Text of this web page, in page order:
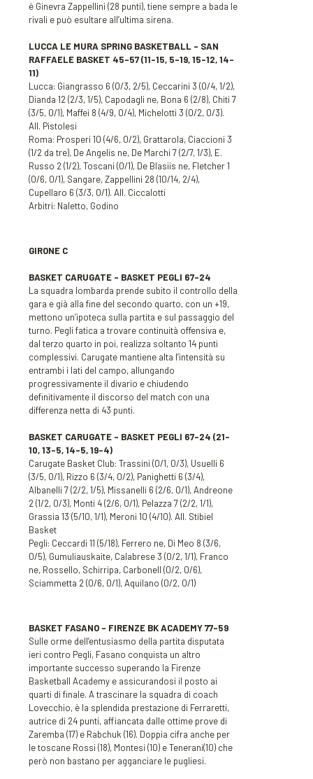
è Ginevra Zappellini (28 punti), tiene sempre a bada le
rivali e può esultare all’ultima sirena.
LUCCA LE MURA SPRING BASKETBALL – SAN
RAFFAELE BASKET 45-57(11-15, 5-19, 15-12, 14-
11)
Lucca: Giangrasso 6 (0/3, 2/5), Ceccarini 3 (0/4, 1/2),
Dianda 12 (2/3, 1/5), Capodagli ne, Bona 6 (2/8), Chiti 7
(3/5, 0/1), Maffei 8 (4/9, 0/4), Michelotti 3 (0/2, 0/3).
All. Pistolesi
Roma: Prosperi 10 (4/6, 0/2), Grattarola, Ciaccioni 3
(1/2 da tre), De Angelis ne, De Marchi 7 (2/7, 1/3), E.
Russo 2 (1/2), Toscani (0/1), De Blasiis ne, Fletcher 1
(0/6, 0/1), Sangare, Zappellini 28 (10/14, 2/4),
Cupellaro 6 (3/3, 0/1). All. Ciccalotti
Arbitri: Naletto, Godino
GIRONE C
BASKET CARUGATE – BASKET PEGLI 67-24
La squadra lombarda prende subito il controllo della
gara e già alla fine del secondo quarto, con un +19,
mettono un’ipoteca sulla partita e sul passaggio del
turno. Pegli fatica a trovare continuità offensiva e,
dal terzo quarto in poi, realizza soltanto 14 punti
complessivi. Carugate mantiene alta l’intensità su
entrambi i lati del campo, allungando
progressivamente il divario e chiudendo
definitivamente il discorso del match con una
differenza netta di 43 punti.
BASKET CARUGATE – BASKET PEGLI 67-24 (21-
10, 13-5, 14-5, 19-4)
Carugate Basket Club: Trassini (0/1, 0/3), Usuelli 6
(3/5, 0/1), Rizzo 6 (3/4, 0/2), Panighetti 6 (3/4),
Albanelli 7 (2/2, 1/5), Missanelli 6 (2/6, 0/1), Andreone
2 (1/2, 0/3), Monti 4 (2/6, 0/1), Pelazza 7 (2/2, 1/1),
Grassia 13 (5/10, 1/1), Meroni 10 (4/10). All. Stibiel
Basket
Pegli: Ceccardi 11 (5/18), Ferrero ne, Di Meo 8 (3/6,
0/5), Gumuliauskaite, Calabrese 3 (0/2, 1/1), Franco
ne, Rossello, Schirripa, Carbonell (0/2, 0/6),
Sciammetta 2 (0/6, 0/1), Aquilano (0/2, 0/1)
BASKET FASANO – FIRENZE BK ACADEMY 77-59
Sulle orme dell’entusiasmo della partita disputata
ieri contro Pegli, Fasano conquista un altro
importante successo superando la Firenze
Basketball Academy e assicurandosi il posto ai
quarti di finale. A trascinare la squadra di coach
Lovecchio, è la splendida prestazione di Ferraretti,
autrice di 24 punti, affiancata dalle ottime prove di
Zaremba (17) e Rabchuk (16). Doppia cifra anche per
le toscane Rossi (18), Montesi (10) e Tenerani(10) che
però non bastano per agganciare le pugliesi.